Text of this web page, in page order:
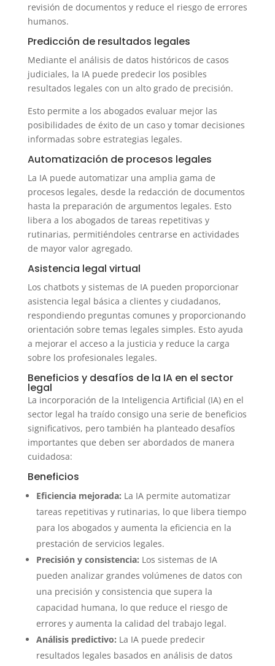
revisión de documentos y reduce el riesgo de errores
humanos.
Predicción de resultados legales
Mediante el análisis de datos históricos de casos
judiciales, la IA puede predecir los posibles
resultados legales con un alto grado de precisión.
Esto permite a los abogados evaluar mejor las
posibilidades de éxito de un caso y tomar decisiones
informadas sobre estrategias legales.
Automatización de procesos legales
La IA puede automatizar una amplia gama de
procesos legales, desde la redacción de documentos
hasta la preparación de argumentos legales. Esto
libera a los abogados de tareas repetitivas y
rutinarias, permitiéndoles centrarse en actividades
de mayor valor agregado.
Asistencia legal virtual
Los chatbots y sistemas de IA pueden proporcionar
asistencia legal básica a clientes y ciudadanos,
respondiendo preguntas comunes y proporcionando
orientación sobre temas legales simples. Esto ayuda
a mejorar el acceso a la justicia y reduce la carga
sobre los profesionales legales.
Beneficios y desafíos de la IA en el sector
legal
La incorporación de la Inteligencia Artificial (IA) en el
sector legal ha traído consigo una serie de beneficios
significativos, pero también ha planteado desafíos
importantes que deben ser abordados de manera
cuidadosa:
Beneficios
Eficiencia mejorada: La IA permite automatizar
tareas repetitivas y rutinarias, lo que libera tiempo
para los abogados y aumenta la eficiencia en la
prestación de servicios legales.
Precisión y consistencia: Los sistemas de IA
pueden analizar grandes volúmenes de datos con
una precisión y consistencia que supera la
capacidad humana, lo que reduce el riesgo de
errores y aumenta la calidad del trabajo legal.
Análisis predictivo: La IA puede predecir
resultados legales basados en análisis de datos